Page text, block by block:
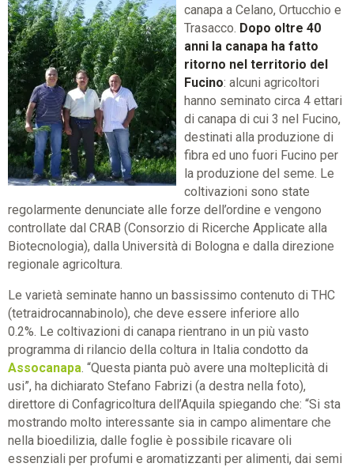
canapa a Celano, Ortucchio e
Trasacco. Dopo oltre 40
anni la canapa ha fatto
ritorno nel territorio del
Fucino: alcuni agricoltori
hanno seminato circa 4 ettari
di canapa di cui 3 nel Fucino,
destinati alla produzione di
fibra ed uno fuori Fucino per
la produzione del seme. Le
coltivazioni sono state
regolarmente denunciate alle forze dell’ordine e vengono
controllate dal CRAB (Consorzio di Ricerche Applicate alla
Biotecnologia), dalla Università di Bologna e dalla direzione
regionale agricoltura.
Le varietà seminate hanno un bassissimo contenuto di THC
(tetraidrocannabinolo), che deve essere inferiore allo
0.2%. Le coltivazioni di canapa rientrano in un più vasto
programma di rilancio della coltura in Italia condotto da
Assocanapa. “Questa pianta può avere una molteplicità di
usi”, ha dichiarato Stefano Fabrizi (a destra nella foto),
direttore di Confagricoltura dell’Aquila spiegando che: “Si sta
mostrando molto interessante sia in campo alimentare che
nella bioedilizia, dalle foglie è possibile ricavare oli
essenziali per profumi e aromatizzanti per alimenti, dai semi